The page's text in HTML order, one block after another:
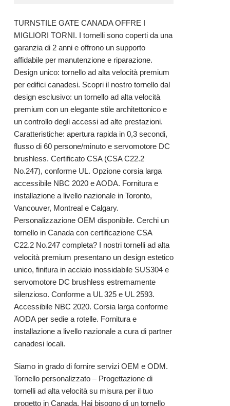
TURNSTILE GATE CANADA OFFRE I
MIGLIORI TORNI. I tornelli sono coperti da una
garanzia di 2 anni e offrono un supporto
affidabile per manutenzione e riparazione.
Design unico: tornello ad alta velocità premium
per edifici canadesi. Scopri il nostro tornello dal
design esclusivo: un tornello ad alta velocità
premium con un elegante stile architettonico e
un controllo degli accessi ad alte prestazioni.
Caratteristiche: apertura rapida in 0,3 secondi,
flusso di 60 persone/minuto e servomotore DC
brushless. Certificato CSA (CSA C22.2
No.247), conforme UL. Opzione corsia larga
accessibile NBC 2020 e AODA. Fornitura e
installazione a livello nazionale in Toronto,
Vancouver, Montreal e Calgary.
Personalizzazione OEM disponibile. Cerchi un
tornello in Canada con certificazione CSA
C22.2 No.247 completa? I nostri tornelli ad alta
velocità premium presentano un design estetico
unico, finitura in acciaio inossidabile SUS304 e
servomotore DC brushless estremamente
silenzioso. Conforme a UL 325 e UL 2593.
Accessibile NBC 2020. Corsia larga conforme
AODA per sedie a rotelle. Fornitura e
installazione a livello nazionale a cura di partner
canadesi locali.
Siamo in grado di fornire servizi OEM e ODM.
Tornello personalizzato – Progettazione di
tornelli ad alta velocità su misura per il tuo
progetto in Canada. Hai bisogno di un tornello